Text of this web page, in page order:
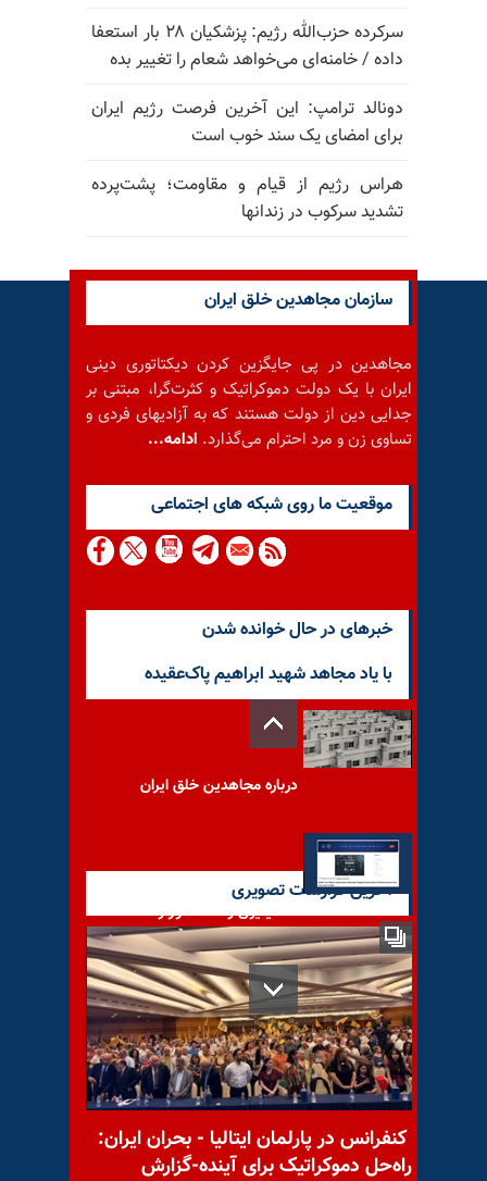
سرکرده حزب‌الله رژیم: پزشکیان ۲۸ بار استعفا
داده / خامنه‌ای می‌خواهد شعام را تغییر بده
دونالد ترامپ: این آخرین فرصت رژیم ایران
برای امضای یک سند خوب است
هراس رژیم از قیام و مقاومت؛ پشت‌پرده
تشدید سرکوب در زندانها
سازمان مجاهدین خلق ایران
مجاهدین در پی جایگزین کردن دیکتاتوری دینی
ایران با یک دولت دموکراتیک و کثرت‌گرا، مبتنی بر
جدایی دین از دولت هستند که به آزادیهای فردی و
تساوی زن و مرد احترام می‌گذارد. ادامه...
موقعيت ما روى شبكه هاى اجتماعى
خبرهای در حال خوانده شدن
با یاد مجاهد شهید ابراهیم پاک‌عقیده
درباره مجاهدین خلق ایران
۱۴ میلیون و ۶۲۸ هزار و ۵۹۵
تلاش برای حمله سایبری علیه
مهم‌ترین خبرهای ایران و جهان
در ۶۰ ثانیه – چهار‌شنبه ۱۴ مرداد
آخرین گزارشات تصویری
کنفرانس در پارلمان ایتالیا - بحران ایران:
راه‌حل دموکراتیک برای آینده-گزارش